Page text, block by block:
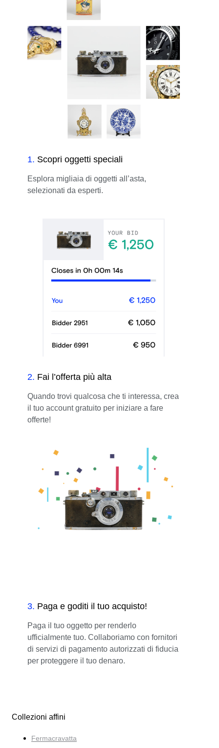
1. Scopri oggetti speciali
Esplora migliaia di oggetti all’asta,
selezionati da esperti.
2. Fai l’offerta più alta
Quando trovi qualcosa che ti interessa, crea
il tuo account gratuito per iniziare a fare
offerte!
3. Paga e goditi il tuo acquisto!
Paga il tuo oggetto per renderlo
ufficialmente tuo. Collaboriamo con fornitori
di servizi di pagamento autorizzati di fiducia
per proteggere il tuo denaro.
Collezioni affini
Fermacravatta